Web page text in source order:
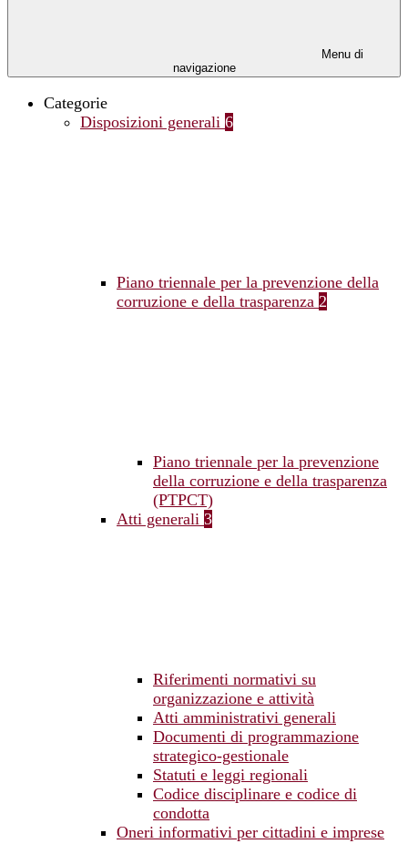
Menu di
navigazione
Categorie
Disposizioni generali 6
Piano triennale per la prevenzione della
corruzione e della trasparenza 2
Piano triennale per la prevenzione
della corruzione e della trasparenza
(PTPCT)
Atti generali 3
Riferimenti normativi su
organizzazione e attività
Atti amministrativi generali
Documenti di programmazione
strategico-gestionale
Statuti e leggi regionali
Codice disciplinare e codice di
condotta
Oneri informativi per cittadini e imprese